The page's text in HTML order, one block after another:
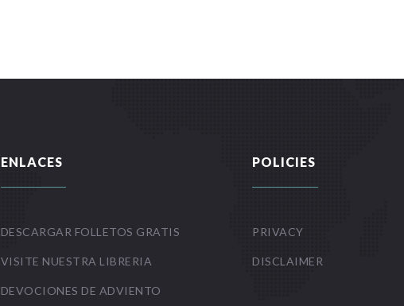
ENLACES
DESCARGAR FOLLETOS GRATIS
VISITE NUESTRA LIBRERIA
DEVOCIONES DE ADVIENTO
POLICIES
PRIVACY
DISCLAIMER